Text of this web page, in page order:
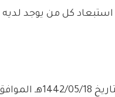
كل من يوجد لديه